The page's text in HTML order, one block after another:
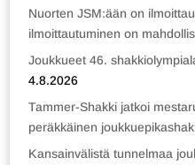
Nuorten JSM:ään on
ilmoittautuminen on
Joukkueet 46.
4.8.2026
Tammer-Shakki jatkoi
peräkkäinen
Kansainvälistä tunnelmaa